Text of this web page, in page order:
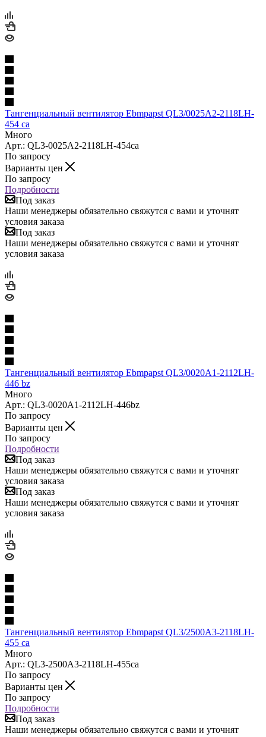
Тангенциальный вентилятор Ebmpapst QL3/0025A2-2118LH-
454 ca
Много
Арт.: QL3-0025A2-2118LH-454ca
По запросу
Варианты цен
По запросу
Подробности
Под заказ
Наши менеджеры обязательно свяжутся с вами и уточнят
условия заказа
Под заказ
Наши менеджеры обязательно свяжутся с вами и уточнят
условия заказа
Тангенциальный вентилятор Ebmpapst QL3/0020A1-2112LH-
446 bz
Много
Арт.: QL3-0020A1-2112LH-446bz
По запросу
Варианты цен
По запросу
Подробности
Под заказ
Наши менеджеры обязательно свяжутся с вами и уточнят
условия заказа
Под заказ
Наши менеджеры обязательно свяжутся с вами и уточнят
условия заказа
Тангенциальный вентилятор Ebmpapst QL3/2500A3-2118LH-
455 ca
Много
Арт.: QL3-2500A3-2118LH-455ca
По запросу
Варианты цен
По запросу
Подробности
Под заказ
Наши менеджеры обязательно свяжутся с вами и уточнят